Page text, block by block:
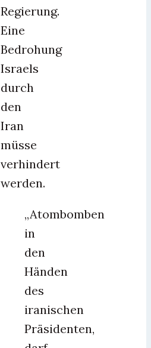
Regierung.
Eine
Bedrohung
Israels
durch
den
Iran
müsse
verhindert
werden.
„Atombomben
in
den
Händen
des
iranischen
Präsidenten,